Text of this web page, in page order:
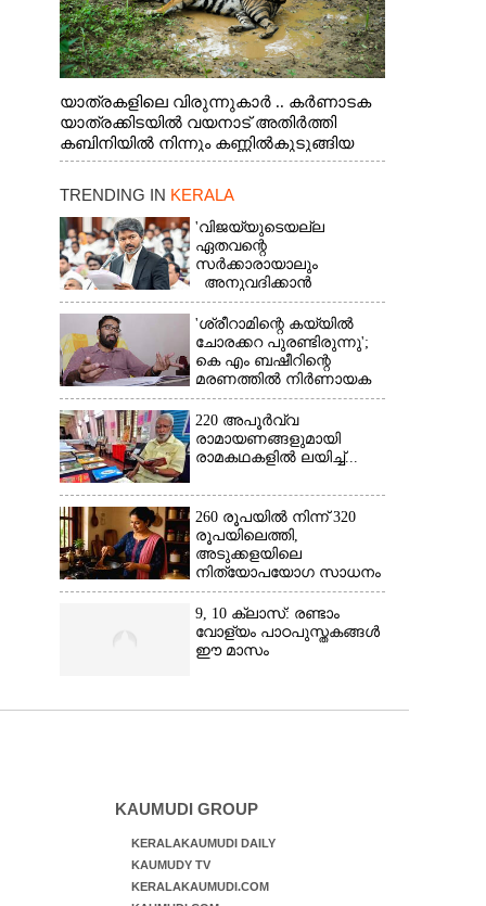
യാത്രകളിലെ വിരുന്നുകാർ .. കർണാടക
യാത്രക്കിടയിൽ വയനാട് അതിർത്തി
കബിനിയിൽ നിന്നും കണ്ണിൽകുടുങ്ങിയ
കടുവ.
TRENDING IN KERALA
'വിജയ്‌യുടെയല്ല
ഏതവന്റെ
സർക്കാരായാലും
അനുവദിക്കാൻ
കഴിയില്ല;
മുല്ലപ്പെരിയാറിന്റെ
വെള്ളം കൂട്ടുന്നത്
മനസിൽ വച്ചാൽമതി'
'ശ്രീറാമിന്റെ കയ്യിൽ
ചോരക്കറ പുരണ്ടിരുന്നു';
കെ എം ബഷീറിന്റെ
മരണത്തിൽ നിർണായക
മൊഴിയുമായി ദൃക്‌സാക്ഷി
220 അപൂർവ്വ
രാമായണങ്ങളുമായി
രാമകഥകളിൽ ലയിച്ച്...
260 രൂപയിൽ നിന്ന് 320
രൂപയിലെത്തി,
അടുക്കളയിലെ
നിത്യോപയോഗ സാധനം
വാങ്ങിയാൽ കൈപൊള്ളും
9, 10 ക്ലാസ്: രണ്ടാം
വോള്യം പാഠപുസ്തകങ്ങൾ
ഈ മാസം
KAUMUDI GROUP
KERALAKAUMUDI DAILY
KAUMUDY TV
KERALAKAUMUDI.COM